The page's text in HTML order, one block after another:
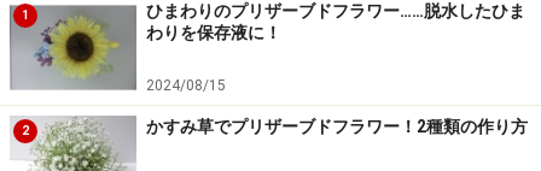
1
ひまわりのプリザーブドフラワー……脱水したひま
わりを保存液に！
2024/08/15
2 かすみ草でプリザーブドフラワー！2種類の作り方